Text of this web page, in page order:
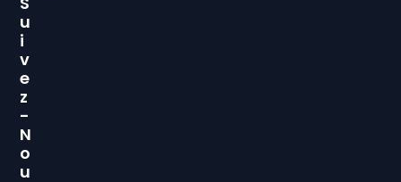
U
I
V
E
Z
-
N
O
U